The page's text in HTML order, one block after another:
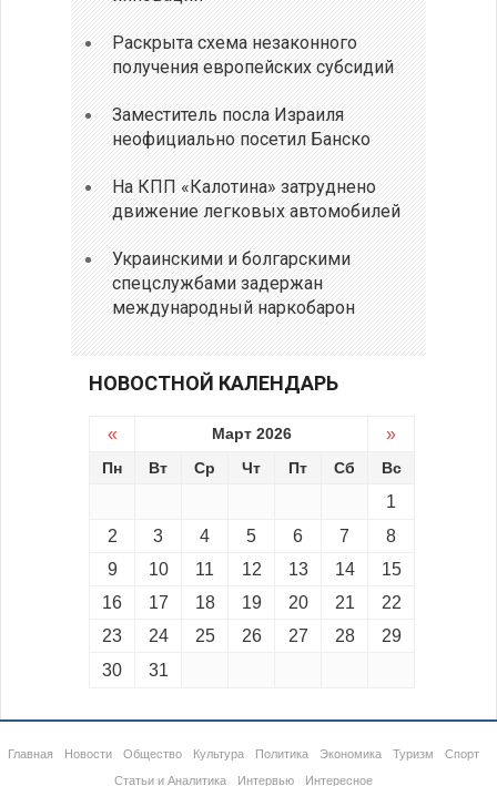
Раскрыта схема незаконного
получения европейских субсидий
Заместитель посла Израиля
неофициально посетил Банско
На КПП «Калотина» затруднено
движение легковых автомобилей
Украинскими и болгарскими
спецслужбами задержан
международный наркобарон
НОВОСТНОЙ КАЛЕНДАРЬ
« Март 2026 »
Пн Вт Ср Чт Пт Сб Вс
1
2
3 4 5 6 7
8
9
10 11 12 13 14
15
16
17 18 19 20 21
22
23
24 25 26 27 28
29
30
31
Главная Новости Общество Культура Политика Экономика Туризм
Спорт
Статьи и Аналитика
Интервью Интересное